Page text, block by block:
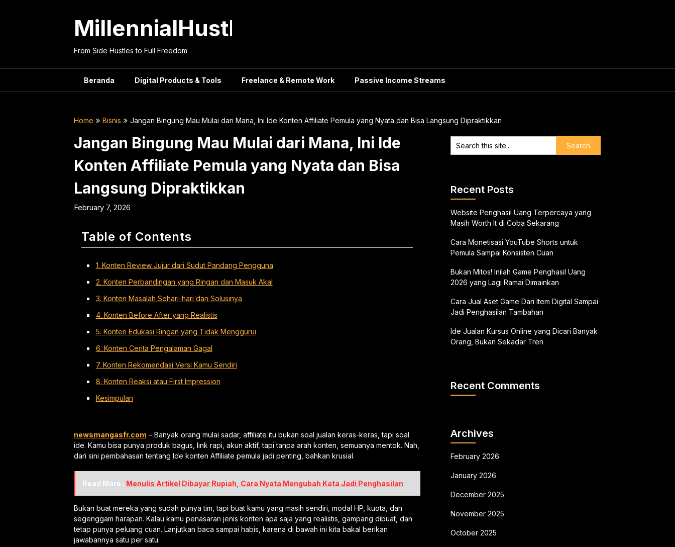
MillennialHustle
From Side Hustles to Full Freedom
Beranda Digital Products & Tools Freelance & Remote Work Passive Income Streams
Home Bisnis Jangan Bingung Mau Mulai dari Mana, Ini Ide Konten Affiliate Pemula yang Nyata dan Bisa Langsung Dipraktikkan
Jangan Bingung Mau Mulai dari Mana, Ini Ide
Konten Affiliate Pemula yang Nyata dan Bisa
Langsung Dipraktikkan
February 7, 2026
Table of Contents
1. Konten Review Jujur dari Sudut Pandang Pengguna
2. Konten Perbandingan yang Ringan dan Masuk Akal
3. Konten Masalah Sehari-hari dan Solusinya
4. Konten Before After yang Realistis
5. Konten Edukasi Ringan yang Tidak Menggurui
6. Konten Cerita Pengalaman Gagal
7. Konten Rekomendasi Versi Kamu Sendiri
8. Konten Reaksi atau First Impression
Kesimpulan
newsmangasfr.com – Banyak orang mulai sadar, affiliate itu bukan soal jualan keras-keras, tapi soal
ide. Kamu bisa punya produk bagus, link rapi, akun aktif, tapi tanpa arah konten, semuanya mentok. Nah,
dari sini pembahasan tentang Ide konten Affiliate pemula jadi penting, bahkan krusial.
Read More : Menulis Artikel Dibayar Rupiah, Cara Nyata Mengubah Kata Jadi Penghasilan
Bukan buat mereka yang sudah punya tim, tapi buat kamu yang masih sendiri, modal HP, kuota, dan
segenggam harapan. Kalau kamu penasaran jenis konten apa saja yang realistis, gampang dibuat, dan
tetap punya peluang cuan. Lanjutkan baca sampai habis, karena di bawah ini kita bakal berikan
jawabannya satu per satu.
Recent Posts
Website Penghasil Uang Terpercaya yang
Masih Worth It di Coba Sekarang
Cara Monetisasi YouTube Shorts untuk
Pemula Sampai Konsisten Cuan
Bukan Mitos! Inilah Game Penghasil Uang
2026 yang Lagi Ramai Dimainkan
Cara Jual Aset Game Dari Item Digital Sampai
Jadi Penghasilan Tambahan
Ide Jualan Kursus Online yang Dicari Banyak
Orang, Bukan Sekadar Tren
Recent Comments
Archives
February 2026
January 2026
December 2025
November 2025
October 2025